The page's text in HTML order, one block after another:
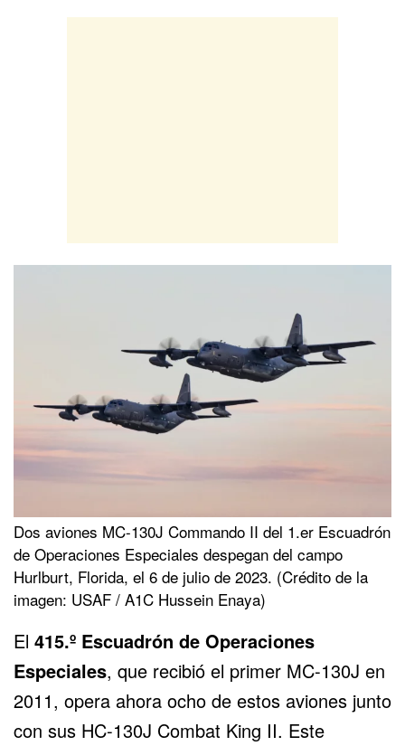
Dos aviones MC-130J Commando II del 1.er Escuadrón
de Operaciones Especiales despegan del campo
Hurlburt, Florida, el 6 de julio de 2023. (Crédito de la
imagen: USAF / A1C Hussein Enaya)
El 415.º Escuadrón de Operaciones
Especiales, que recibió el primer MC-130J en
2011, opera ahora ocho de estos aviones junto
con sus HC-130J Combat King II. Este